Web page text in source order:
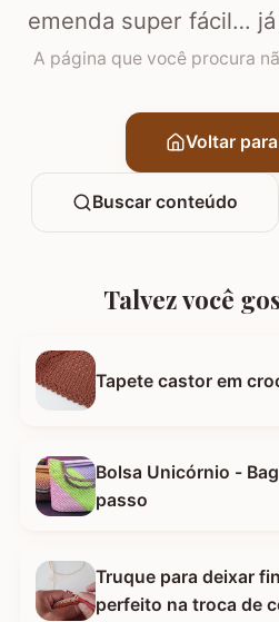
emenda super fácil…
A página que você procura
Voltar
Buscar conteúdo
Talvez você
Tapete castor em
Bolsa Unicórnio - Bag de crochê passo a
passo
Truque para deixar
perfeito na troca de